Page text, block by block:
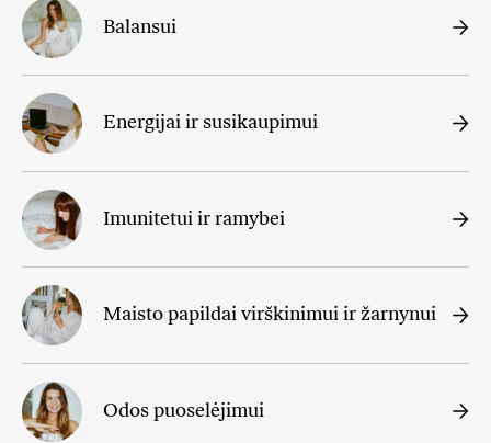
Balansui
Energijai ir susikaupimui
Imunitetui ir ramybei
Maisto papildai virškinimui ir žarnynui
Odos puoselėjimui